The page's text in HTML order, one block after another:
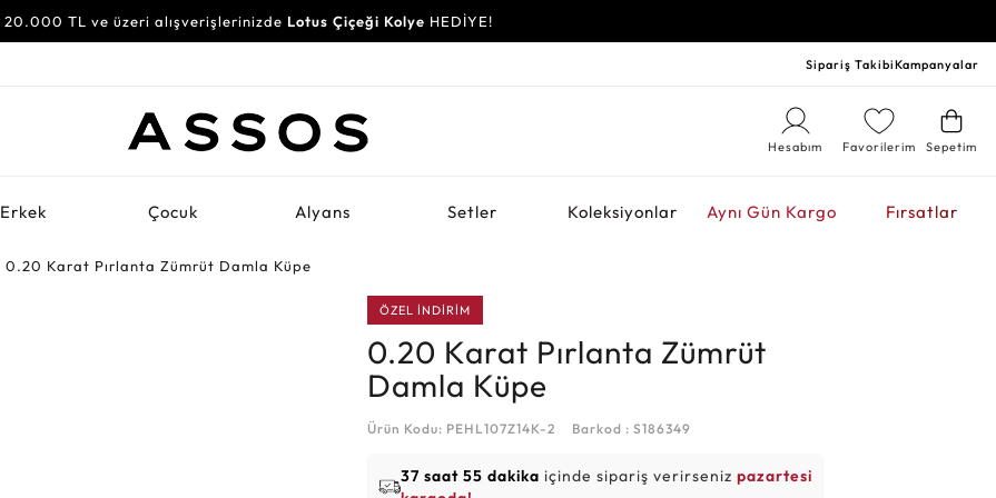
20.000 TL ve üzeri alışverişlerinizde Lotus Çiçeği Kolye HEDİYE!
Sipariş TakibiKampanyalar
Sepetim
Favorilerim
Hesabım
Erkek Çocuk Alyans Setler Koleksiyonlar Aynı Gün Kargo Fırsatlar
0.20 Karat Pırlanta Zümrüt Damla Küpe
ÖZEL İNDİRİM
0.20 Karat Pırlanta Zümrüt
Damla Küpe
Ürün Kodu: PEHL107Z14K-2 Barkod : S186349
37 saat 55 dakika içinde sipariş verirsenizpazartesi